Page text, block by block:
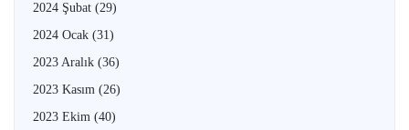
2024 Şubat (29)
2024 Ocak (31)
2023 Aralık (36)
2023 Kasım (26)
2023 Ekim (40)